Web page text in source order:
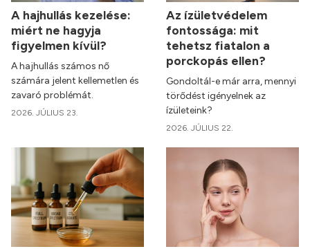
A hajhullás kezelése:
miért ne hagyja
figyelmen kívül?
A hajhullás számos nő
számára jelent kellemetlen és
zavaró problémát.
2026. JÚLIUS 23.
Az ízületvédelem
fontossága: mit
tehetsz fiatalon a
porckopás ellen?
Gondoltál-e már arra, mennyi
törődést igényelnek az
ízületeink?
2026. JÚLIUS 22.